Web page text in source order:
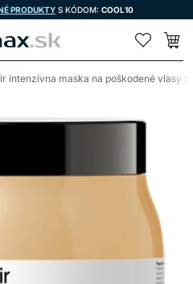
PRODUKTY S KÓDOM: COOL10
intenzívna maska na poškodené vlasy